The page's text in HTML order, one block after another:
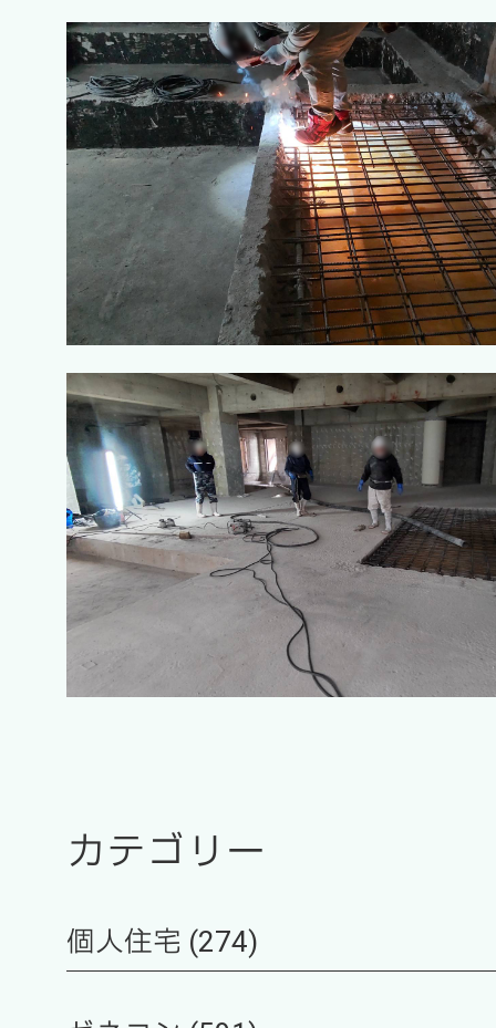
カテゴリー
個人住宅 (274)